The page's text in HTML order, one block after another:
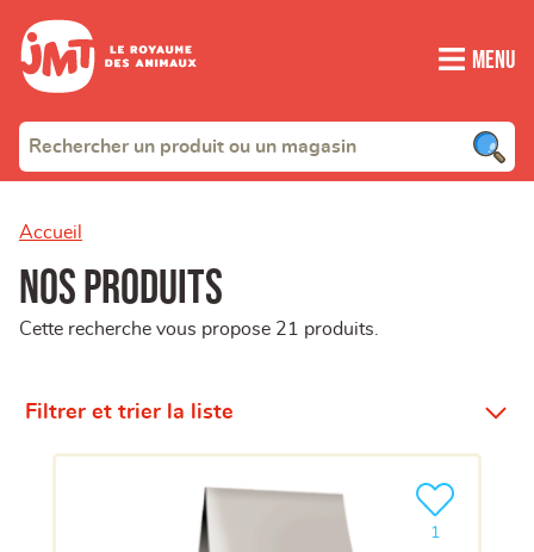
Menu
Accueil
Nos produits
Cette recherche vous propose 21 produits.
Filtrer et trier la liste
1
Ajouter le
clients ont